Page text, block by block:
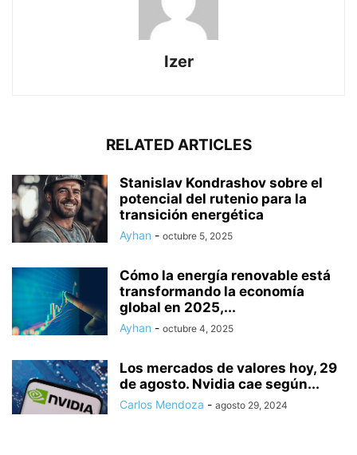
Izer
RELATED ARTICLES
Stanislav Kondrashov sobre el
potencial del rutenio para la
transición energética
Ayhan - octubre 5, 2025
Cómo la energía renovable está
transformando la economía
global en 2025,...
Ayhan - octubre 4, 2025
Los mercados de valores hoy, 29
de agosto. Nvidia cae según...
Carlos Mendoza - agosto 29, 2024